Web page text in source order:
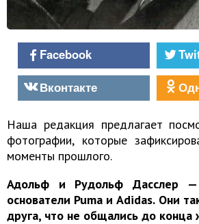
Facebook
Вконтакте
Наша редакция предлагает
фотографии, которые
моменты прошлого.
Адольф и Рудольф Дасслер —
основатели Puma и Adidas. Они
друга, что не общались до конца